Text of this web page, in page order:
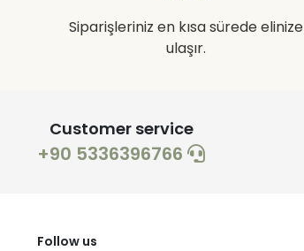
Siparişleriniz en kısa sürede elinize
ulaşır.
Customer service
+90 5336396766
Follow us